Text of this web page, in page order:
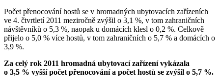
Počet přenocování hostů se v hromadných ubytovacích zařízeních
ve 4. čtvrtletí 2011 meziročně zvýšil o 3,1 %, v tom zahraničních
návštěvníků o 5,3 %, naopak u domácích klesl o 0,2 %. Celkově
přijelo o 5,0 % více hostů, v tom zahraničních o 5,7 % a domácích o
3,9 %.
Za celý rok 2011 hromadná ubytovací zařízení vykázala
o 3,5 % vyšší počet přenocování a počet hostů se zvýšil o 5,7 %.